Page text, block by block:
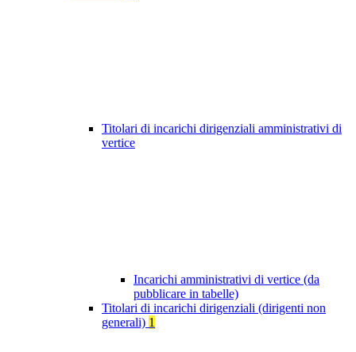
Titolari di incarichi dirigenziali amministrativi di
vertice
Incarichi amministrativi di vertice (da
pubblicare in tabelle)
Titolari di incarichi dirigenziali (dirigenti non
generali) 1